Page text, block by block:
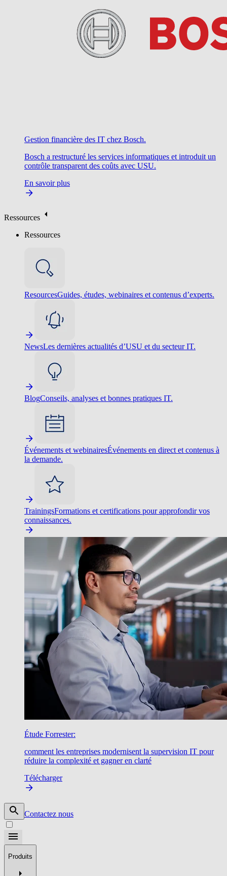
Gestion financière des IT chez Bosch.
Bosch a restructuré les services informatiques et introduit un
contrôle transparent des coûts avec USU.
En savoir plus
Ressources
Ressources
ResourcesGuides, études, webinaires et contenus d’experts.
NewsLes dernières actualités d’USU et du secteur IT.
BlogConseils, analyses et bonnes pratiques IT.
Événements et webinairesÉvénements en direct et contenus à
la demande.
TrainingsFormations et certifications pour approfondir vos
connaissances.
Étude Forrester:
comment les entreprises modernisent la supervision IT pour
réduire la complexité et gagner en clarté
Télécharger
Contactez nous
Produits